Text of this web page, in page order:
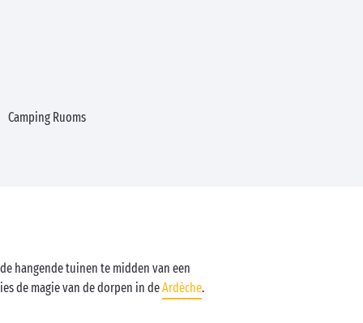
Camping Ruoms
hangende tuinen te midden van een
de magie van de dorpen in deArdèche.